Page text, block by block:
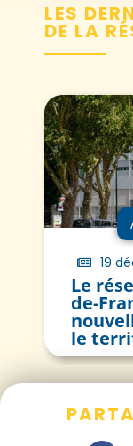
LES
DE LA
19
Le
de-
le